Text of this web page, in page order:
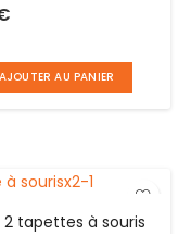
différentes 32
AJOUTER AU PANIER
2 tapettes à souris